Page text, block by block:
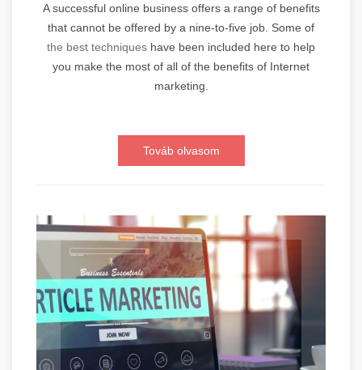
A successful online business offers a range of benefits
that cannot be offered by a nine-to-five job. Some of
the best techniques have been included here to help
you make the most of all of the benefits of Internet
marketing.
Továb olvasom